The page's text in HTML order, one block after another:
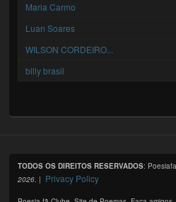
Maria Carmo
Luan Soares
WILSON CORDEIRO...
billy brasil
TODOS OS DIREITOS RESERVADOS:
2026. | Privacy Policy